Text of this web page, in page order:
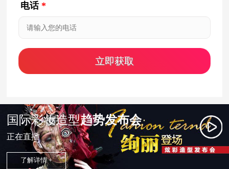
电话 *
国际彩妆造型趋势发布会
正在直播
了解详情 +